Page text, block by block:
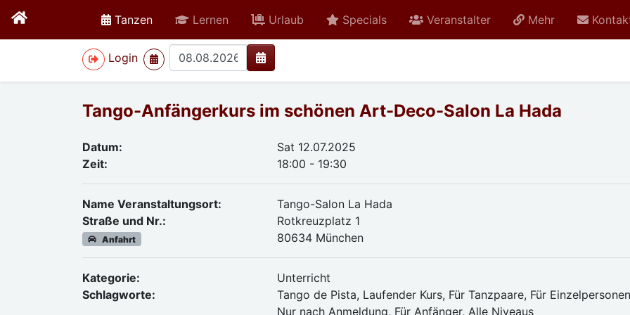
Tanzenactive Lernen Urlaub Specials Veranstalter Mehr
Login
>
Tango-Anfängerkurs im schönen Art-Deco-Salon La Hada
Datum:
Sat 12.07.2025
Zeit:
18:00 - 19:30
Name Veranstaltungsort:
Tango-Salon La Hada
Straße und Nr.:
Anfahrt
Rotkreuzplatz 1
80634 München
Kategorie:
Unterricht
Schlagworte:
Tango de Pista, Laufender Kurs, Für Tanzpaare, Für
Nur nach Anmeldung, Für Anfänger, Alle Niveaus